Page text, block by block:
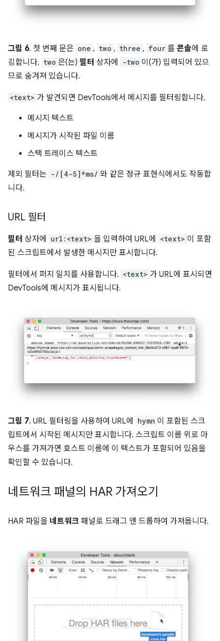
그림 6. 첫 번째 문은 one , two , three , four 를 콘솔에 로
깅합니다. two 은(는) 필터 상자에 -two 이(가) 입력되어 있으
므로 숨겨져 있습니다.
<text> 가 발견되면 DevTools에서 메시지를 필터링합니다.
메시지 텍스트
메시지가 시작된 파일 이름
스택 트레이스 텍스트
제외 필터는 -/[4-5]*ms/ 와 같은 정규 표현식에서도 작동합
니다.
URL 필터
필터 상자에 url:<text> 을 입력하여 URL에 <text> 이 포함
된 스크립트에서 발생한 메시지만 표시합니다.
필터에서 퍼지 일치를 사용합니다. <text> 가 URL에 표시되면
DevTools에 메시지가 표시됩니다.
그림 7. URL 필터링을 사용하여 URL에 hymn 이 포함된 스크
립트에서 시작된 메시지만 표시합니다. 스크립트 이름 위로 마
우스를 가져가면 호스트 이름에 이 텍스트가 포함되어 있음을
확인할 수 있습니다.
네트워크 패널의 HAR 가져오기
HAR 파일을 네트워크 패널로 드래그 앤 드롭하여 가져옵니다.